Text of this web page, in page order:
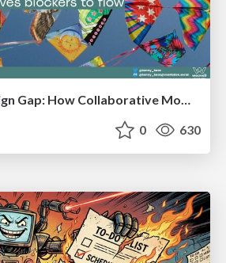
Bridging the Design Gap: How Collaborative Modelling removes blockers to flow between stakeholders and teams @FastFlow conf
0 630